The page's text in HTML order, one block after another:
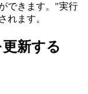
できます。"実行
れます。
新する